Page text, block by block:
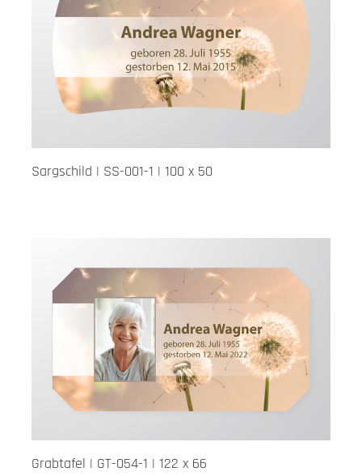
Sargschild | SS-001-1 | 100 x 50
Grabtafel | GT-054-1 | 122 x 66